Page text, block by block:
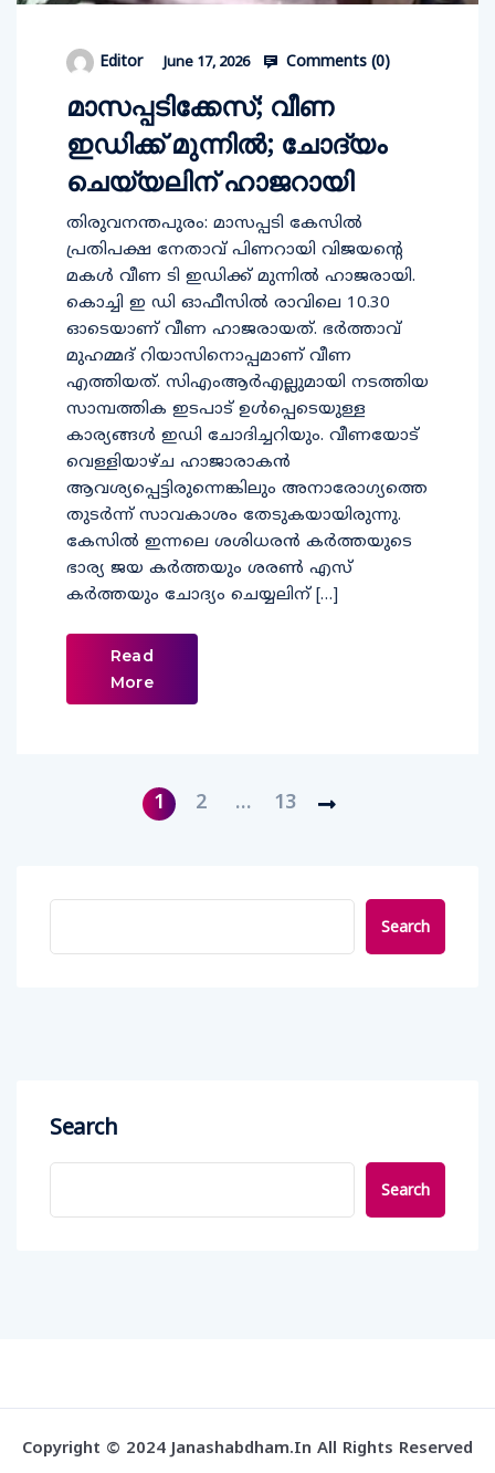
Editor June 17, 2026 Comments (0)
മാസപ്പടിക്കേസ്; വീണ
ഇഡിക്ക് മുന്നില്‍; ചോദ്യം
ചെയ്യലിന് ഹാജറായി
തിരുവനന്തപുരം: മാസപ്പടി കേസില്‍
പ്രതിപക്ഷ നേതാവ് പിണറായി വിജയന്റെ
മകള്‍ വീണ ടി ഇഡിക്ക് മുന്നില്‍ ഹാജരായി.
കൊച്ചി ഇ ഡി ഓഫീസില്‍ രാവിലെ 10.30
ഓടെയാണ് വീണ ഹാജരായത്. ഭര്‍ത്താവ്
മുഹമ്മദ് റിയാസിനൊപ്പമാണ് വീണ
എത്തിയത്. സിഎംആര്‍എല്ലുമായി നടത്തിയ
സാമ്പത്തിക ഇടപാട് ഉള്‍പ്പെടെയുള്ള
കാര്യങ്ങള്‍ ഇഡി ചോദിച്ചറിയും. വീണയോട്
വെള്ളിയാഴ്ച ഹാജാരാകന്‍
ആവശ്യപ്പെട്ടിരുന്നെങ്കിലും അനാരോഗ്യത്തെ
തുടര്‍ന്ന് സാവകാശം തേടുകയായിരുന്നു.
കേസില്‍ ഇന്നലെ ശശിധരന്‍ കര്‍ത്തയുടെ
ഭാര്യ ജയ കര്‍ത്തയും ശരണ്‍ എസ്
കര്‍ത്തയും ചോദ്യം ചെയ്യലിന് […]
Read
More
1 2 … 13
Search
Search
Search
Copyright © 2024 Janashabdham.in All Rights Reserved